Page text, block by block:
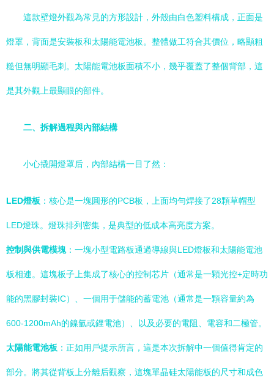
這款壁燈外觀為常見的方形設計，外殼由白色塑料構成，正面是
燈罩，背面是安裝板和太陽能電池板。整體做工符合其價位，略顯粗
糙但無明顯毛刺。太陽能電池板面積不小，幾乎覆蓋了整個背部，這
是其外觀上最顯眼的部件。
二、拆解過程與內部結構
小心撬開燈罩后，內部結構一目了然：
LED燈板 ：核心是一塊圓形的PCB板，上面均勻焊接了28顆草帽型
LED燈珠。燈珠排列密集，是典型的低成本高亮度方案。
控制與供電模塊 ：一塊小型電路板通過導線與LED燈板和太陽能電池
板相連。這塊板子上集成了核心的控制芯片（通常是一顆光控+定時功
能的黑膠封裝IC）、一個用于儲能的蓄電池（通常是一顆容量約為
600-1200mAh的鎳氫或鋰電池）、以及必要的電阻、電容和二極管。
太陽能電池板 ：正如用戶提示所言，這是本次拆解中一個值得肯定的
部分。將其從背板上分離后觀察，這塊單晶硅太陽能板的尺寸和成色